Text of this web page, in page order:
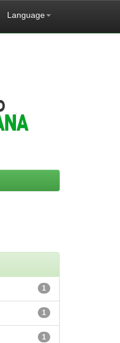
Language
1
1
1